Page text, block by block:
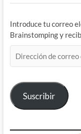
Introduce tu correo
Brainstomping y
de
electrónico
Suscribir